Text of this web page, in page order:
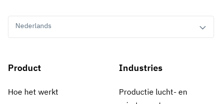
Nederlands
Product
Hoe het werkt
Industries
Productie lucht- en